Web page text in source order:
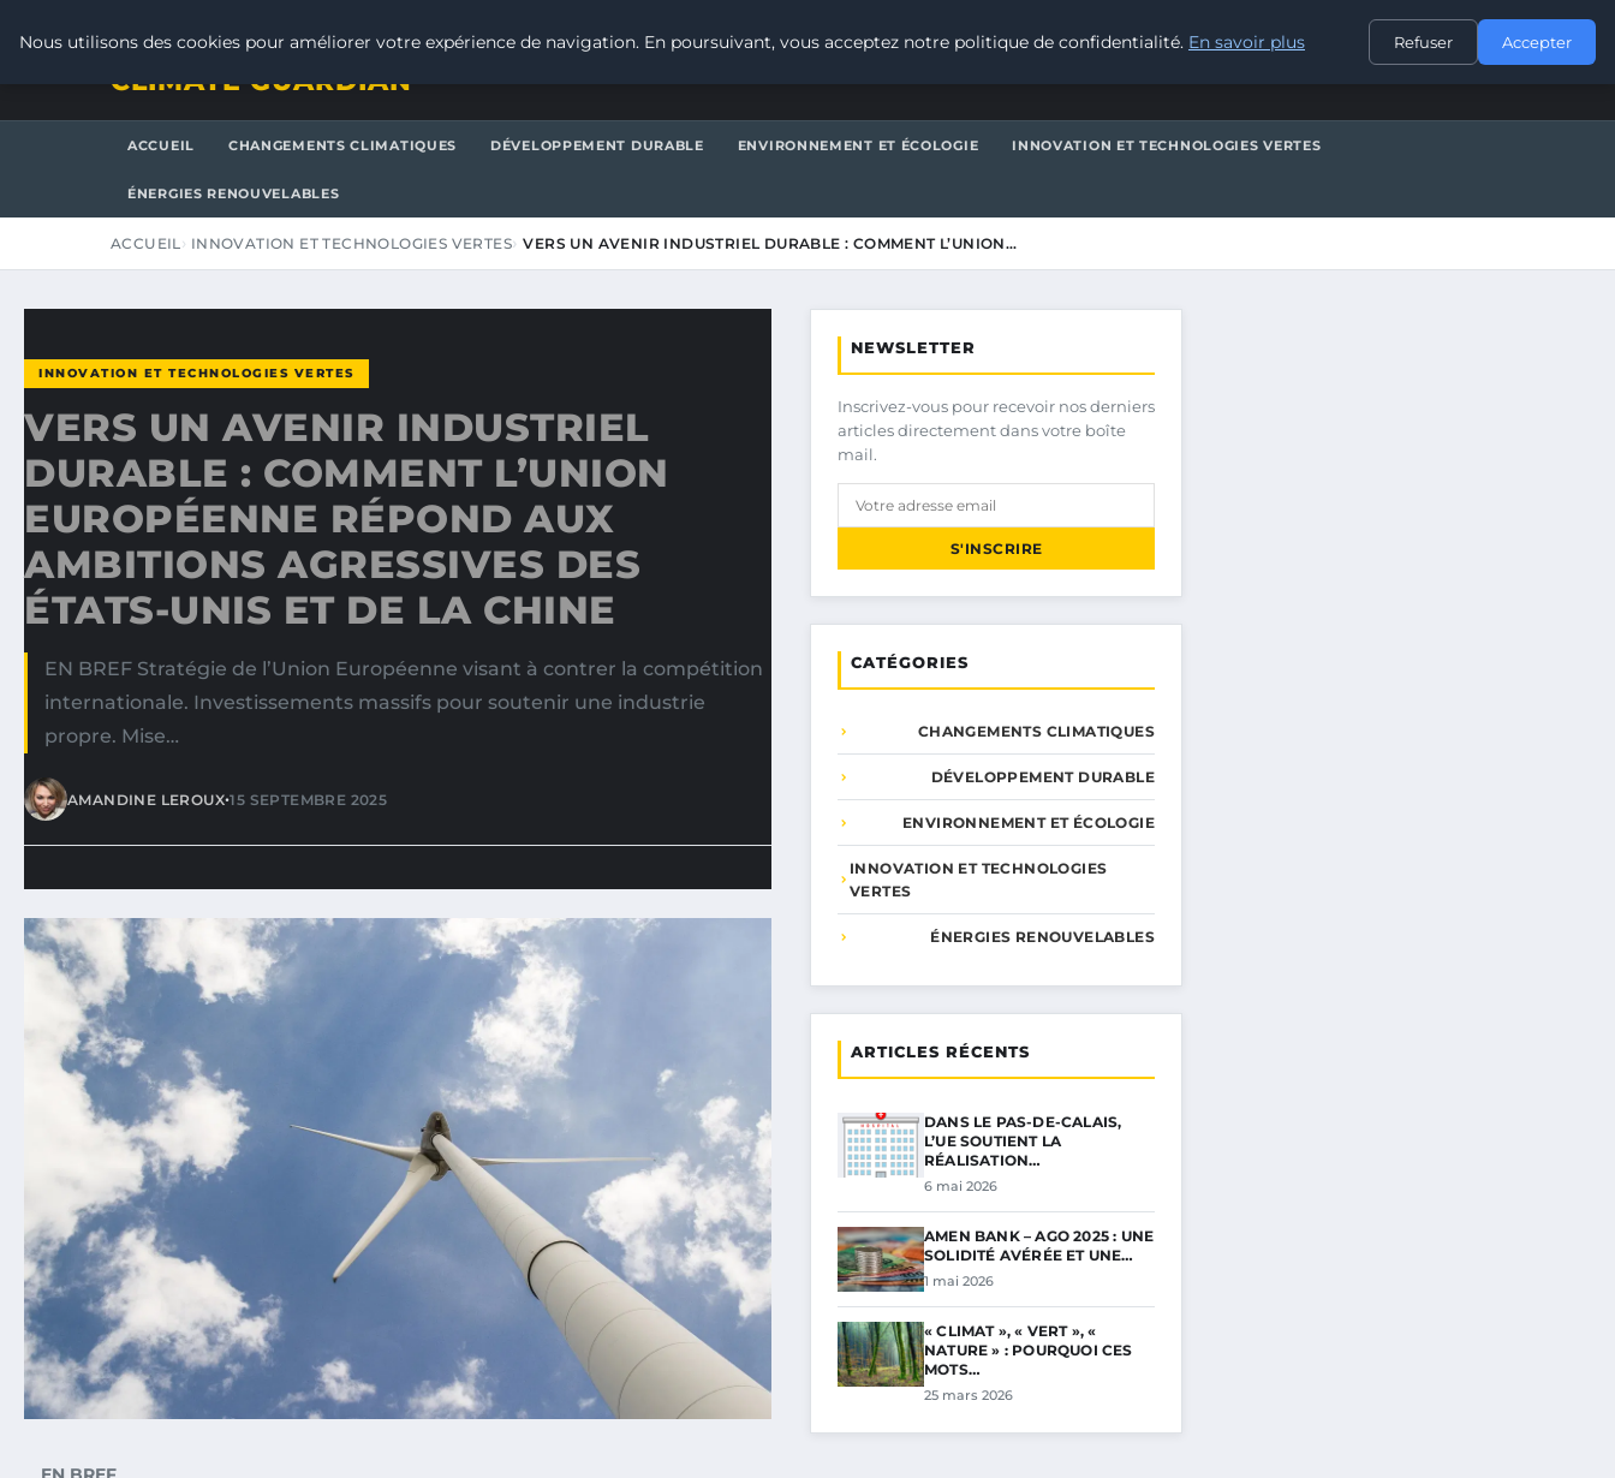
CONTACT
CLIMATE GUARDIAN
ACCUEIL CHANGEMENTS CLIMATIQUES DÉVELOPPEMENT DURABLE ENVIRONNEMENT ET ÉCOLOGIE INNOVATION ET TECHNOLOGIES VERTES
ÉNERGIES RENOUVELABLES
ACCUEIL INNOVATION ET TECHNOLOGIES VERTES VERS UN AVENIR INDUSTRIEL DURABLE : COMMENT L’UNION…
INNOVATION ET TECHNOLOGIES VERTES
VERS UN AVENIR INDUSTRIEL
DURABLE : COMMENT L’UNION
EUROPÉENNE RÉPOND AUX
AMBITIONS AGRESSIVES DES
ÉTATS-UNIS ET DE LA CHINE
EN BREF Stratégie de l’Union Européenne visant à contrer la compétition
internationale. Investissements massifs pour soutenir une industrie
propre. Mise…
AMANDINE LEROUX•15 SEPTEMBRE 2025
NEWSLETTER
Inscrivez-vous pour recevoir nos derniers
articles directement dans votre boîte
mail.
S'INSCRIRE
CATÉGORIES
CHANGEMENTS CLIMATIQUES
DÉVELOPPEMENT DURABLE
ENVIRONNEMENT ET ÉCOLOGIE
INNOVATION ET TECHNOLOGIES
VERTES
ÉNERGIES RENOUVELABLES
ARTICLES RÉCENTS
DANS LE PAS-DE-CALAIS,
L’UE SOUTIENT LA
RÉALISATION…
6 mai 2026
AMEN BANK – AGO 2025 : UNE
SOLIDITÉ AVÉRÉE ET UNE…
1 mai 2026
« CLIMAT », « VERT », «
NATURE » : POURQUOI CES
MOTS…
25 mars 2026
Nous utilisons des cookies pour améliorer votre expérience de navigation. En poursuivant, vous acceptez notre politique de confidentialité. En savoir plus Refuser Accepter